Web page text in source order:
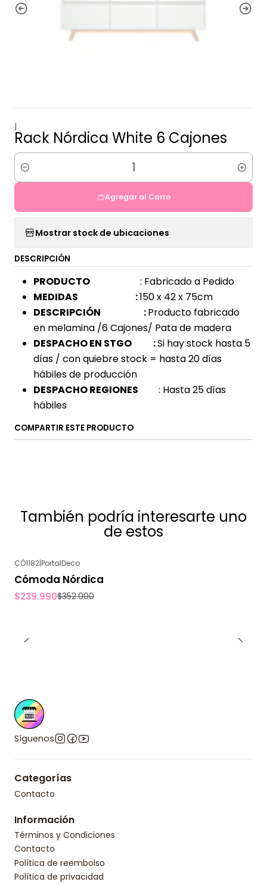
|
Rack Nórdica White 6 Cajones
Cantidad
Agregar al Carro
Mostrar stock de ubicaciones
DESCRIPCIÓN
PRODUCTO : Fabricado a Pedido
MEDIDAS :150 x 42 x 75cm
DESCRIPCIÓN :Producto fabricado
en melamina /6 Cajones/ Pata de madera
DESPACHO EN STGO :Si hay stock hasta 5
días / con quiebre stock = hasta 20 días
hábiles de producción
DESPACHO REGIONES
: Hasta 25 días
hábiles
COMPARTIR ESTE PRODUCTO
También podría interesarte uno
de estos
CÓ1182|PortalDeco
Cómoda Nórdica
$239.990$352.000
Síguenos
Categorías
Contacto
Información
Términos y Condiciones
Contacto
Política de reembolso
Política de privacidad